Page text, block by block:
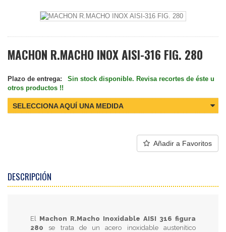
MACHON R.MACHO INOX AISI-316 FIG. 280
Plazo de entrega:
Sin stock disponible. Revisa recortes de éste u
otros productos !!
SELECCIONA AQUÍ UNA MEDIDA
Añadir a Favoritos
DESCRIPCIÓN
El Machon R.Macho Inoxidable AISI 316 figura
280 se trata de un acero inoxidable austenítico